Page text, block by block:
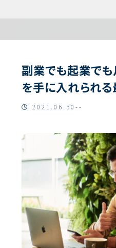
副業でも起業で
を手に入れられ
2021.06.30--